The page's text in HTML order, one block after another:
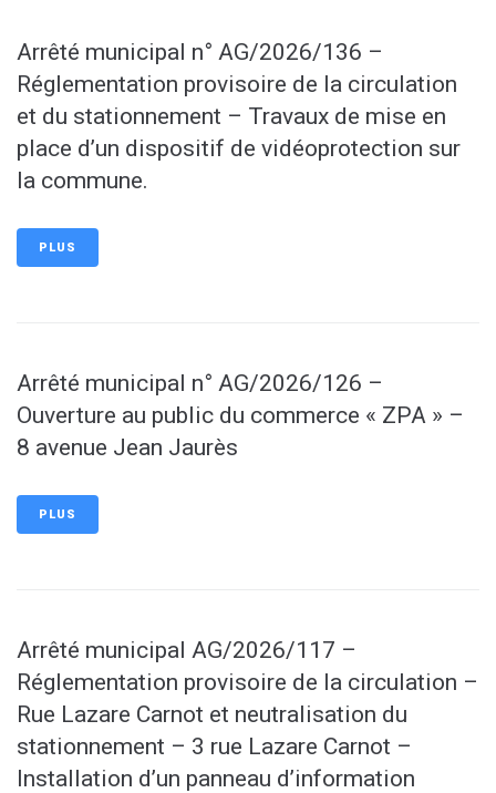
Arrêté municipal n° AG/2026/136 –
Réglementation provisoire de la circulation
et du stationnement – Travaux de mise en
place d’un dispositif de vidéoprotection sur
la commune.
PLUS
Arrêté municipal n° AG/2026/126 –
Ouverture au public du commerce « ZPA » –
8 avenue Jean Jaurès
PLUS
Arrêté municipal AG/2026/117 –
Réglementation provisoire de la circulation –
Rue Lazare Carnot et neutralisation du
stationnement – 3 rue Lazare Carnot –
Installation d’un panneau d’information